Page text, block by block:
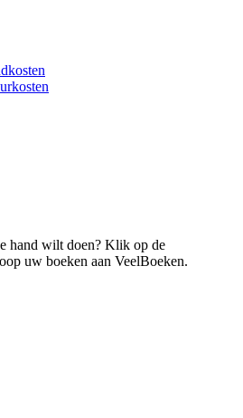
hand wilt doen? Klik op de
uw boeken aan VeelBoeken.